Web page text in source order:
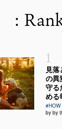
:
1
見落
の異
守る
める
#HOW
by by